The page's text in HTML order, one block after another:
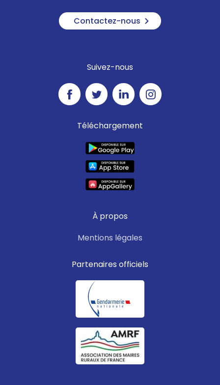
Contactez-nous
Suivez-nous
Téléchargement
À propos
Mentions légales
Partenaires officiels